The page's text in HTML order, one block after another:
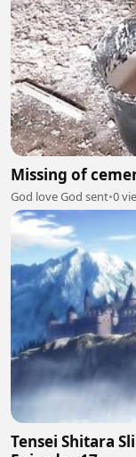
Missing of
God love God sent•0
Tensei Shitara